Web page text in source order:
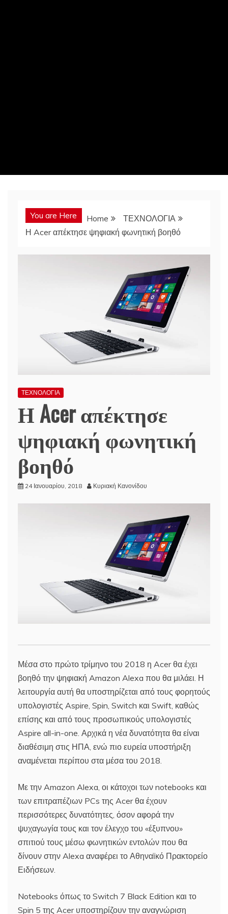
You are Here Home
ΤΕΧΝΟΛΟΓΙΑ
Η Acer απέκτησε ψηφιακή φωνητική βοηθό
ΤΕΧΝΟΛΟΓΙΑ
Η Acer απέκτησε
ψηφιακή φωνητική
βοηθό
24 Ιανουαρίου, 2018 Κυριακή Κανονίδου
Μέσα στο πρώτο τρίμηνο του 2018 η Acer θα έχει
βοηθό την ψηφιακή Amazon Alexa που θα μιλάει. Η
λειτουργία αυτή θα υποστηρίζεται από τους φορητούς
υπολογιστές Aspire, Spin, Switch και Swift, καθώς
επίσης και από τους προσωπικούς υπολογιστές
Aspire all-in-one. Αρχικά η νέα δυνατότητα θα είναι
διαθέσιμη στις ΗΠΑ, ενώ πιο ευρεία υποστήριξη
αναμένεται περίπου στα μέσα του 2018.
Με την Amazon Alexa, οι κάτοχοι των notebooks και
των επιτραπέζιων PCs της Acer θα έχουν
περισσότερες δυνατότητες, όσον αφορά την
ψυχαγωγία τους και τον έλεγχο του «έξυπνου»
σπιτιού τους μέσω φωνητικών εντολών που θα
δίνουν στην Alexa αναφέρει το Αθηναϊκό Πρακτορείο
Ειδήσεων.
Notebooks όπως το Switch 7 Black Edition και το
Spin 5 της Acer υποστηρίζουν την αναγνώριση